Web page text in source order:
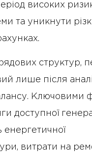
високих
та уникнути
структур,
лише після
Ключовими
доступної
витрати на